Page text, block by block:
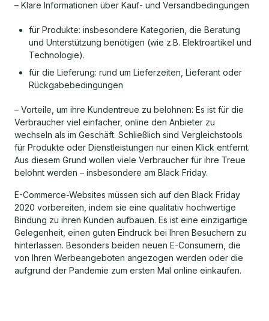
– Klare Informationen über Kauf- und Versandbedingungen
für Produkte: insbesondere Kategorien, die Beratung
und Unterstützung benötigen (wie z.B. Elektroartikel und
Technologie).
für die Lieferung: rund um Lieferzeiten, Lieferant oder
Rückgabebedingungen
– Vorteile, um ihre Kundentreue zu belohnen: Es ist für die
Verbraucher viel einfacher, online den Anbieter zu
wechseln als im Geschäft. Schließlich sind Vergleichstools
für Produkte oder Dienstleistungen nur einen Klick entfernt.
Aus diesem Grund wollen viele Verbraucher für ihre Treue
belohnt werden – insbesondere am Black Friday.
E-Commerce-Websites müssen sich auf den Black Friday
2020 vorbereiten, indem sie eine qualitativ hochwertige
Bindung zu ihren Kunden aufbauen. Es ist eine einzigartige
Gelegenheit, einen guten Eindruck bei Ihren Besuchern zu
hinterlassen. Besonders beiden neuen E-Consumern, die
von Ihren Werbeangeboten angezogen werden oder die
aufgrund der Pandemie zum ersten Mal online einkaufen.